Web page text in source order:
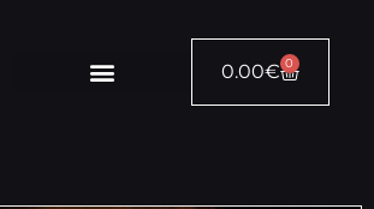
0.00€ 0